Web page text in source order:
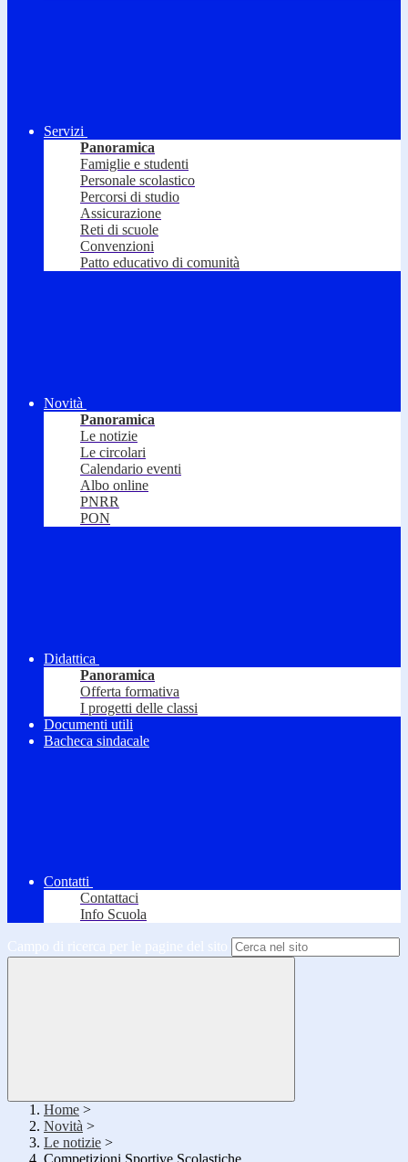
Servizi
Panoramica
Famiglie e studenti
Personale scolastico
Percorsi di studio
Assicurazione
Reti di scuole
Convenzioni
Patto educativo di comunità
Novità
Panoramica
Le notizie
Le circolari
Calendario eventi
Albo online
PNRR
PON
Didattica
Panoramica
Offerta formativa
I progetti delle classi
Documenti utili
Bacheca sindacale
Contatti
Contattaci
Info Scuola
Campo di ricerca per le pagine del sito
Home >
Novità >
Le notizie >